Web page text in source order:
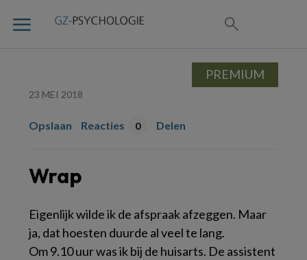
23 MEI 2018
Opslaan Reacties 0 Delen
Wrap
Eigenlijk wilde ik de afspraak afzeggen. Maar
ja, dat hoesten duurde al veel te lang.
Om 9.10 uur was ik bij de huisarts. De assistent
PREMIUM